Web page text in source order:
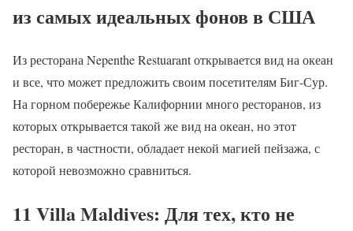
из самых идеальных фонов в США
Из ресторана Nepenthe Restuarant открывается вид на океан
и все, что может предложить своим посетителям Биг-Сур.
На горном побережье Калифорнии много ресторанов, из
которых открывается такой же вид на океан, но этот
ресторан, в частности, обладает некой магией пейзажа, с
которой невозможно сравниться.
11 Villa Maldives: Для тех, кто не